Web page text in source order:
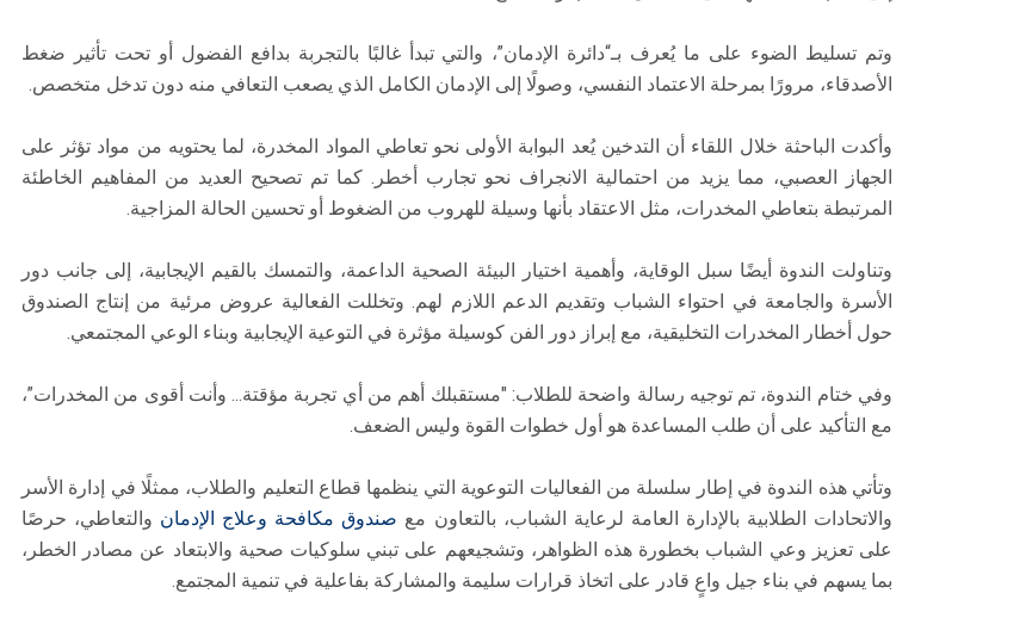
وتم تسليط الضوء على ما يُعرف بـ“دائرة الإدمان”، والتي تبدأ غالبًا بالتجربة بدافع الفضول أو تحت تأثير ضغط
الأصدقاء، مرورًا بمرحلة الاعتماد النفسي، وصولًا إلى الإدمان الكامل الذي يصعب التعافي منه دون تدخل متخصص.
وأكدت الباحثة خلال اللقاء أن التدخين يُعد البوابة الأولى نحو تعاطي المواد المخدرة، لما يحتويه من مواد تؤثر على
الجهاز العصبي، مما يزيد من احتمالية الانجراف نحو تجارب أخطر. كما تم تصحيح العديد من المفاهيم الخاطئة
المرتبطة بتعاطي المخدرات، مثل الاعتقاد بأنها وسيلة للهروب من الضغوط أو تحسين الحالة المزاجية.
وتناولت الندوة أيضًا سبل الوقاية، وأهمية اختيار البيئة الصحية الداعمة، والتمسك بالقيم الإيجابية، إلى جانب دور
الأسرة والجامعة في احتواء الشباب وتقديم الدعم اللازم لهم. وتخللت الفعالية عروض مرئية من إنتاج الصندوق
حول أخطار المخدرات التخليقية، مع إبراز دور الفن كوسيلة مؤثرة في التوعية الإيجابية وبناء الوعي المجتمعي.
وفي ختام الندوة، تم توجيه رسالة واضحة للطلاب: "مستقبلك أهم من أي تجربة مؤقتة… وأنت أقوى من المخدرات”،
مع التأكيد على أن طلب المساعدة هو أول خطوات القوة وليس الضعف.
وتأتي هذه الندوة في إطار سلسلة من الفعاليات التوعوية التي ينظمها قطاع التعليم والطلاب، ممثلًا في إدارة الأسر
والاتحادات الطلابية بالإدارة العامة لرعاية الشباب، بالتعاون مع صندوق مكافحة وعلاج الإدمان والتعاطي، حرصًا
على تعزيز وعي الشباب بخطورة هذه الظواهر، وتشجيعهم على تبني سلوكيات صحية والابتعاد عن مصادر الخطر،
بما يسهم في بناء جيل واعٍ قادر على اتخاذ قرارات سليمة والمشاركة بفاعلية في تنمية المجتمع.